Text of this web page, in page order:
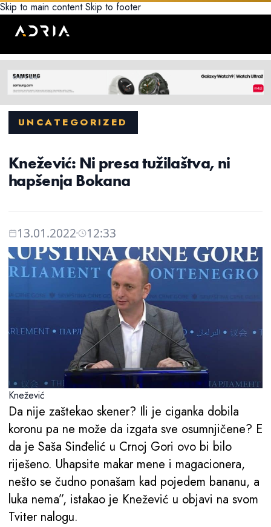
Skip to main content Skip to footer
UNCATEGORIZED
Knežević: Ni presa tužilaštva, ni
hapšenja Bokana
13.01.2022 12:33
Knežević
Da nije zaštekao skener? Ili je ciganka dobila
koronu pa ne može da izgata sve osumnjičene? E
da je Saša Sinđelić u Crnoj Gori ovo bi bilo
riješeno. Uhapsite makar mene i magacionera,
nešto se čudno ponašam kad pojedem bananu, a
luka nema”, istakao je Knežević u objavi na svom
Tviter nalogu.